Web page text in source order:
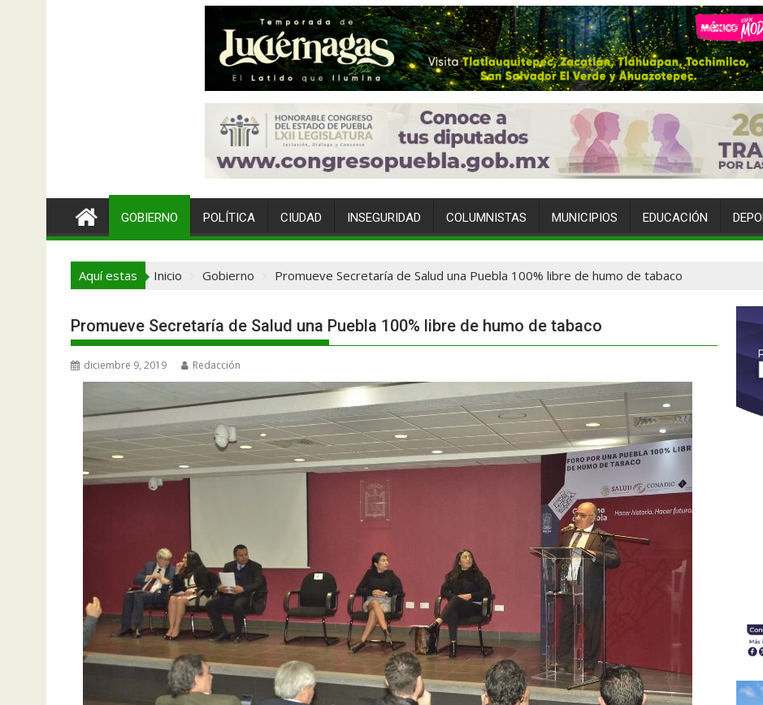
GOBIERNO POLÍTICA CIUDAD INSEGURIDAD COLUMNISTAS MUNICIPIOS EDUCACIÓN
Aquí estas Inicio Gobierno Promueve Secretaría de Salud una Puebla 100% libre de humo de tabaco
Promueve Secretaría de Salud una Puebla 100% libre de humo de tabaco
diciembre 9, 2019 Redacción